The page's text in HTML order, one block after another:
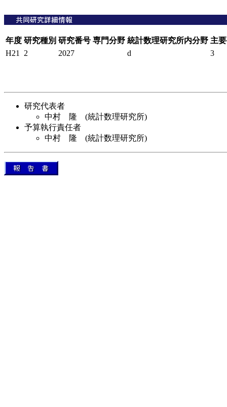
年度 研究種別 研究番号 専門分野 統計数理研究所内分野 主
H21
2 2027 d 3
研究代表者
中村 隆 (統計数理研究所)
予算執行責任者
中村 隆 (統計数理研究所)